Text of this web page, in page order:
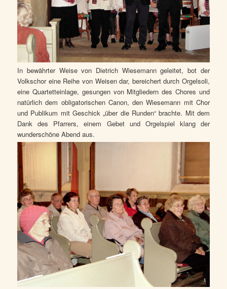
In bewährter Weise von Dietrich Wiesemann geleitet, bot der
Volkschor eine Reihe von Weisen dar, bereichert durch Orgelsoli,
eine Quartetteinlage, gesungen von Mitgliedern des Chores und
natürlich dem obligatorischen Canon, den Wiesemann mit Chor
und Publikum mit Geschick „über die Runden“ brachte. Mit dem
Dank des Pfarrers, einem Gebet und Orgelspiel klang der
wunderschöne Abend aus.